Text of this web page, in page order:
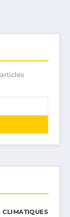
CLIMATIQUES